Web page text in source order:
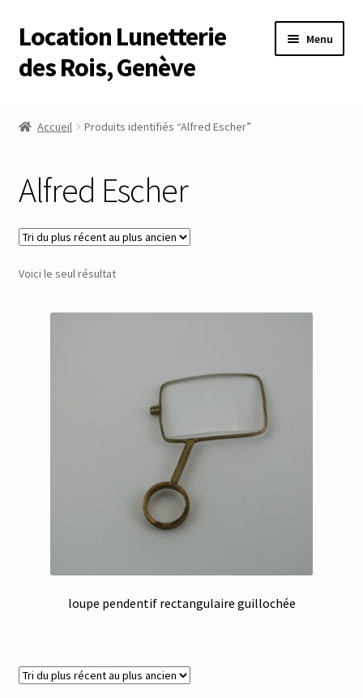
Aller
à
la
Aller
au
contenu
Location Lunetterie
des Rois, Genève
Menu
Commande
Compte
Compte
Connexion
Réinitialisation du mot de passe
S’inscrire
Accueil Produits identifiés “Alfred Escher”
Alfred Escher
Voici le seul résultat
loupe pendentif rectangulaire guillochée